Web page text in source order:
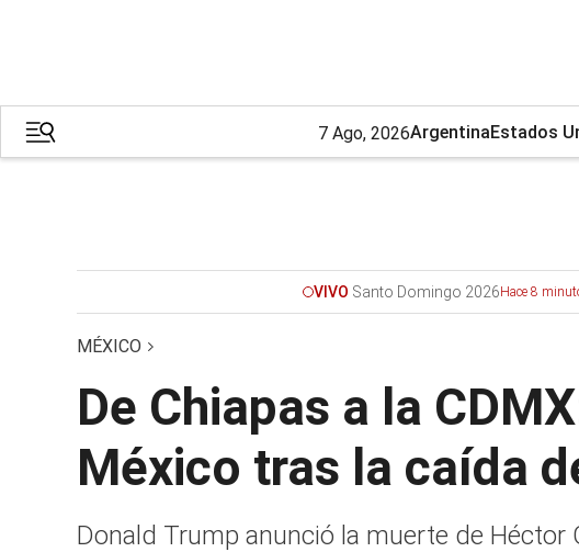
7 Ago, 2026ArgentinaEstados
VIVO Santo Domingo 2026Hace 8
MÉXICO
De Chiapas a la
México tras la caída
Donald Trump anunció la muerte de Héctor